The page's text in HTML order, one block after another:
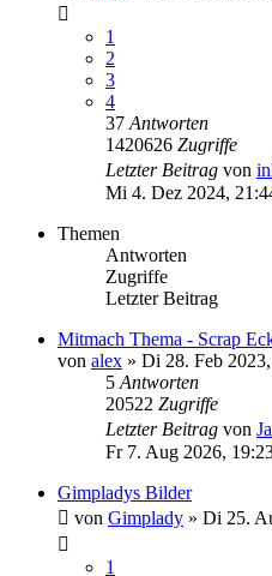
1
2
3
4
37 Antworten
1420626 Zugriffe
Letzter Beitrag von
Mi 4. Dez 2024,
Themen
Antworten
Zugriffe
Letzter Beitrag
Mitmach Thema - Scrap
von alex » Di 28. Feb
5 Antworten
20522 Zugriffe
Letzter Beitrag von
Fr 7. Aug 2026,
Gimpladys Bilder
von Gimplady » Di 25.
1